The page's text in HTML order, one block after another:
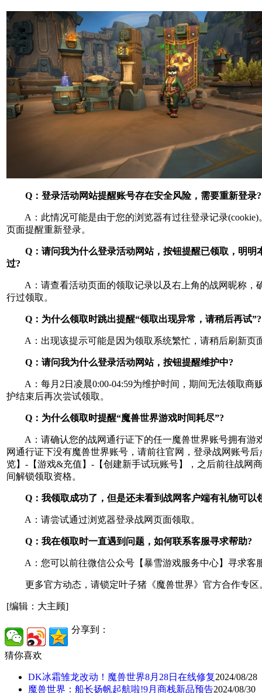
Q：登录活动网站提醒账号存在安全风险，需要重新登录?
A：此情况可能是由于您的浏览器有过往登录记录(cookie)
页面提醒重新登录。
Q：请问我为什么登录活动网站，按钮提醒已领取，明明
过?
A：请查看活动页面的领取记录以及右上角的战网昵称，
行过领取。
Q：为什么领取时跳出提醒“领取出现异常，请稍后再试”?
A：出现该提示可能是因为领取系统繁忙，请稍后刷新页
Q：请问我为什么登录活动网站，按钮提醒维护中?
A：每月2日凌晨0:00-04:59为维护时间，期间无法领取商
护结束后再次尝试领取。
Q：为什么领取时提醒“魔兽世界游戏时间耗尽”?
A：请确认您的战网通行证下的任一魔兽世界账号拥有游
网通行证下没有魔兽世界账号，请前往官网，登录战网账号
览】-【游戏&充值】-【创建新手试玩账号】，之后前往战网
间解锁领取资格。
Q：我领取成功了，但是还未看到战网客户端有礼物可以
A：请尝试通过浏览器登录战网页面领取。
Q：我在领取时一直遇到问题，如何联系客服寻求帮助?
A：您可以前往微信公众号【暴雪游戏服务中心】寻求客
更多官方动态，请锁定叶子猪《魔兽世界》官方合作专区
[编辑：大主顾]
分享到：
猜你喜欢
DK冰霜雏龙改动！魔兽世界8月28日在线修复2024/08/28
魔兽世界：船长扬帆起航啦!9月商栈新品预告2024/08/30